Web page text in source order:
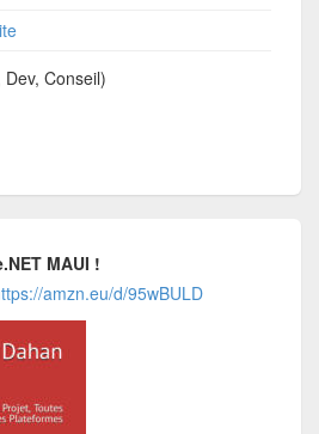
Conseil)
MAUI !
amzn.eu/d/95wBULD